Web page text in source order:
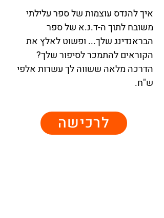
איך להנדס עוצמות של ספר עלילתי
משובח לתוך ה-ד.נ.א של ספר
הבראנדינג שלך... ופשוט לאלץ את
הקוראים להתמכר לסיפור שלך?
הדרכה מלאה ששווה לך עשרות אלפי
ש"ח.
לרכישה